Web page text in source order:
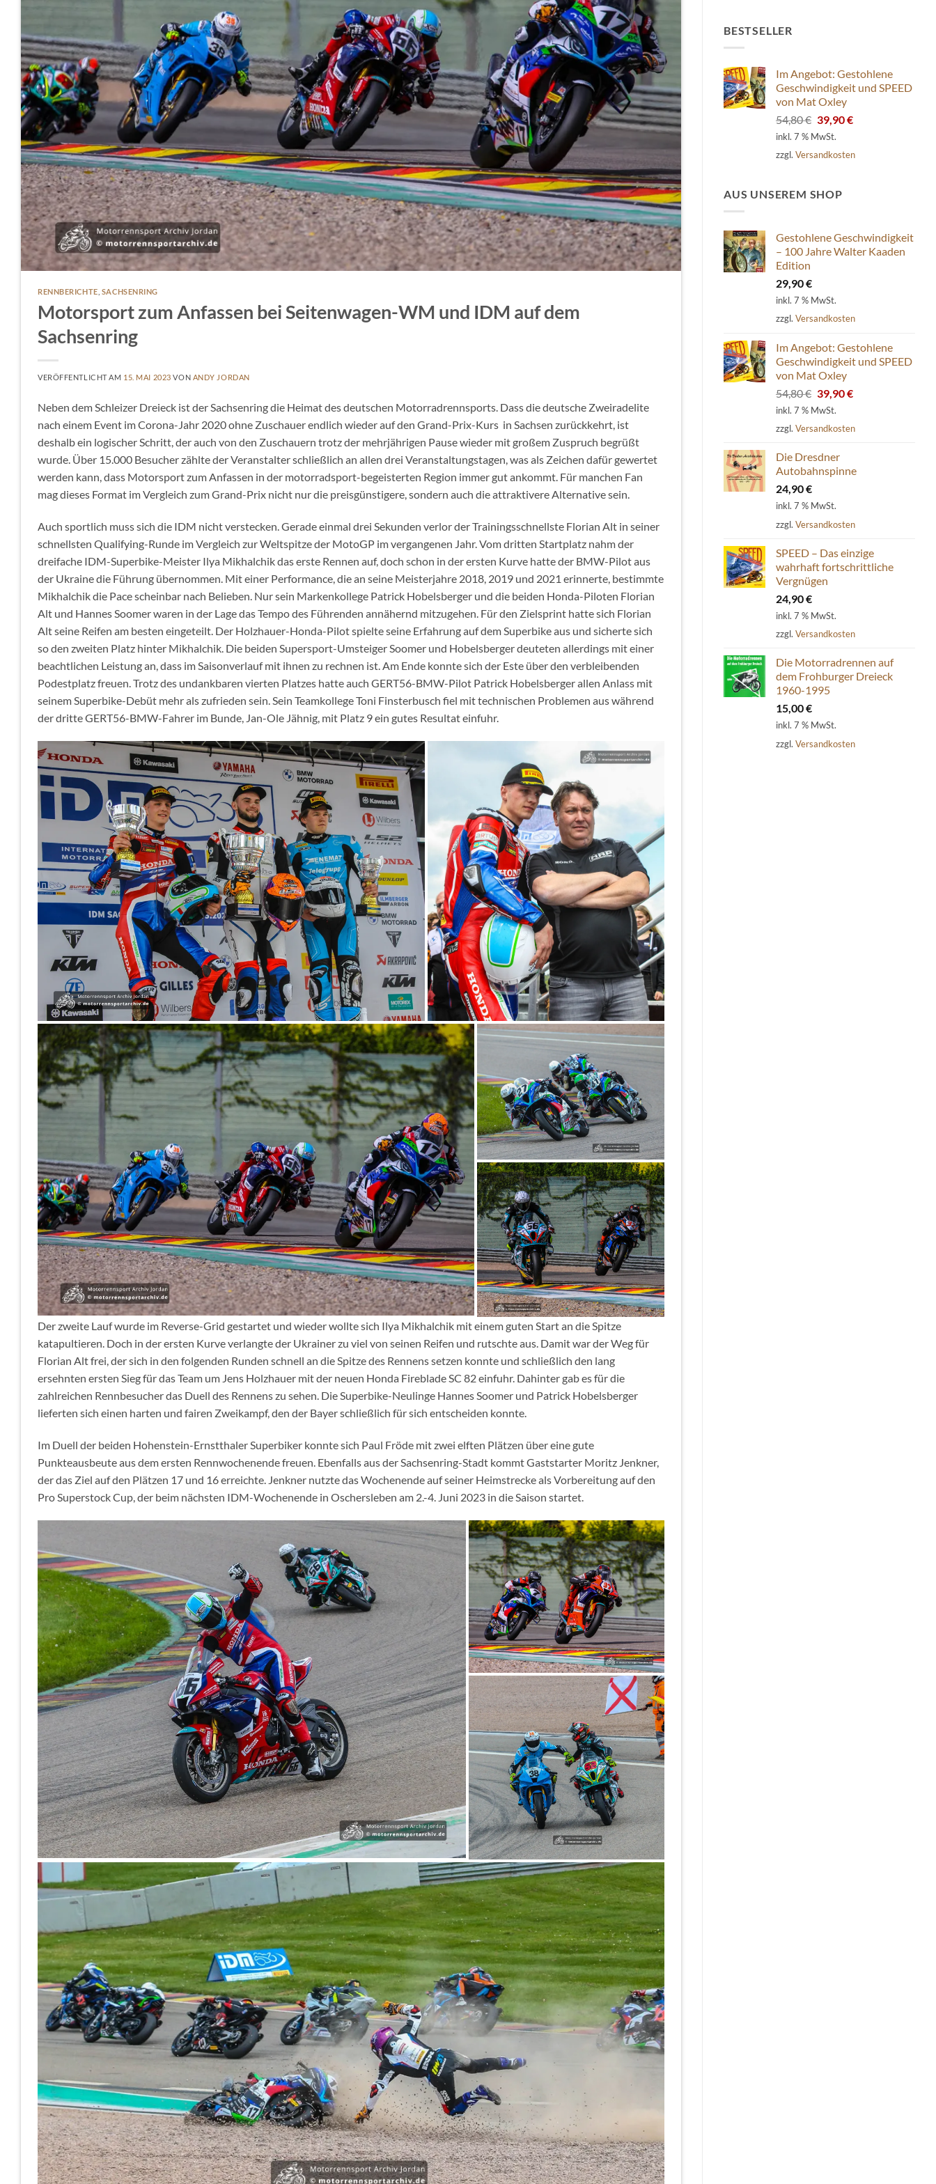
RENNBERICHTE SACHSENRING
Motorsport zum Anfassen bei Seitenwagen-WM und IDM auf dem
Sachsenring
VERÖFFENTLICHT AM 15. MAI 2023 VON ANDY JORDAN
Neben dem Schleizer Dreieck ist der Sachsenring die Heimat des deutschen Motorradrennsports. Dass die deutsche Zweiradelite
nach einem Event im Corona-Jahr 2020 ohne Zuschauer endlich wieder auf den Grand-Prix-Kurs in Sachsen zurückkehrt, ist
deshalb ein logischer Schritt, der auch von den Zuschauern trotz der mehrjährigen Pause wieder mit großem Zuspruch begrüßt
wurde. Über 15.000 Besucher zählte der Veranstalter schließlich an allen drei Veranstaltungstagen, was als Zeichen dafür gewertet
werden kann, dass Motorsport zum Anfassen in der motorradsport-begeisterten Region immer gut ankommt. Für manchen Fan
mag dieses Format im Vergleich zum Grand-Prix nicht nur die preisgünstigere, sondern auch die attraktivere Alternative sein.
Auch sportlich muss sich die IDM nicht verstecken. Gerade einmal drei Sekunden verlor der Trainingsschnellste Florian Alt in seiner
schnellsten Qualifying-Runde im Vergleich zur Weltspitze der MotoGP im vergangenen Jahr. Vom dritten Startplatz nahm der
dreifache IDM-Superbike-Meister Ilya Mikhalchik das erste Rennen auf, doch schon in der ersten Kurve hatte der BMW-Pilot aus
der Ukraine die Führung übernommen. Mit einer Performance, die an seine Meisterjahre 2018, 2019 und 2021 erinnerte, bestimmte
Mikhalchik die Pace scheinbar nach Belieben. Nur sein Markenkollege Patrick Hobelsberger und die beiden Honda-Piloten Florian
Alt und Hannes Soomer waren in der Lage das Tempo des Führenden annähernd mitzugehen. Für den Zielsprint hatte sich Florian
Alt seine Reifen am besten eingeteilt. Der Holzhauer-Honda-Pilot spielte seine Erfahrung auf dem Superbike aus und sicherte sich
so den zweiten Platz hinter Mikhalchik. Die beiden Supersport-Umsteiger Soomer und Hobelsberger deuteten allerdings mit einer
beachtlichen Leistung an, dass im Saisonverlauf mit ihnen zu rechnen ist. Am Ende konnte sich der Este über den verbleibenden
Podestplatz freuen. Trotz des undankbaren vierten Platzes hatte auch GERT56-BMW-Pilot Patrick Hobelsberger allen Anlass mit
seinem Superbike-Debüt mehr als zufrieden sein. Sein Teamkollege Toni Finsterbusch fiel mit technischen Problemen aus während
der dritte GERT56-BMW-Fahrer im Bunde, Jan-Ole Jähnig, mit Platz 9 ein gutes Resultat einfuhr.
Der zweite Lauf wurde im Reverse-Grid gestartet und wieder wollte sich Ilya Mikhalchik mit einem guten Start an die Spitze
katapultieren. Doch in der ersten Kurve verlangte der Ukrainer zu viel von seinen Reifen und rutschte aus. Damit war der Weg für
Florian Alt frei, der sich in den folgenden Runden schnell an die Spitze des Rennens setzen konnte und schließlich den lang
ersehnten ersten Sieg für das Team um Jens Holzhauer mit der neuen Honda Fireblade SC 82 einfuhr. Dahinter gab es für die
zahlreichen Rennbesucher das Duell des Rennens zu sehen. Die Superbike-Neulinge Hannes Soomer und Patrick Hobelsberger
lieferten sich einen harten und fairen Zweikampf, den der Bayer schließlich für sich entscheiden konnte.
Im Duell der beiden Hohenstein-Ernstthaler Superbiker konnte sich Paul Fröde mit zwei elften Plätzen über eine gute
Punkteausbeute aus dem ersten Rennwochenende freuen. Ebenfalls aus der Sachsenring-Stadt kommt Gaststarter Moritz Jenkner,
der das Ziel auf den Plätzen 17 und 16 erreichte. Jenkner nutzte das Wochenende auf seiner Heimstrecke als Vorbereitung auf den
Pro Superstock Cup, der beim nächsten IDM-Wochenende in Oschersleben am 2.-4. Juni 2023 in die Saison startet.
BESTSELLER
Im Angebot: Gestohlene
Geschwindigkeit und SPEED
von Mat Oxley
54,80€ Ursprünglicher
Preis
war:
54,80 €
39,90€Aktueller
39,90 €.
inkl. 7 % MwSt.
zzgl. Versandkosten
AUS UNSEREM SHOP
Gestohlene Geschwindigkeit
– 100 Jahre Walter Kaaden
Edition
29,90€
inkl. 7 % MwSt.
zzgl. Versandkosten
Im Angebot: Gestohlene
Geschwindigkeit und SPEED
von Mat Oxley
54,80€ Ursprünglicher
Preis
54,80 €
39,90€Aktueller
39,90 €.
inkl. 7 % MwSt.
zzgl. Versandkosten
Die Dresdner
Autobahnspinne
24,90€
inkl. 7 % MwSt.
zzgl. Versandkosten
SPEED – Das einzige
wahrhaft fortschrittliche
Vergnügen
24,90€
inkl. 7 % MwSt.
zzgl. Versandkosten
Die Motorradrennen auf
dem Frohburger Dreieck
1960-1995
15,00€
inkl. 7 % MwSt.
zzgl. Versandkosten